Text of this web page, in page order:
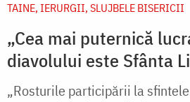
TAINE, IERURGII, SLUJBELE BISERICII
„Cea mai puternică
diavolului este Sfânta
„Rosturile participării la